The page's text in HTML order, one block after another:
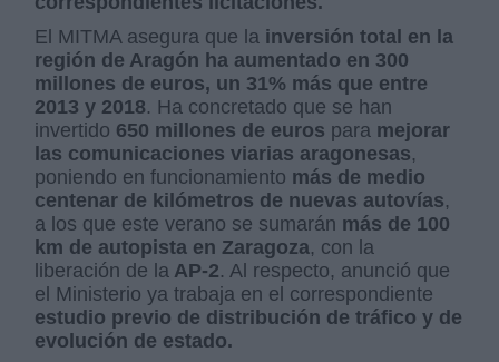
El MITMA asegura que la inversión total en la
región de Aragón ha aumentado en 300
millones de euros, un 31% más que entre
2013 y 2018. Ha concretado que se han
invertido 650 millones de euros para mejorar
las comunicaciones viarias aragonesas,
poniendo en funcionamiento más de medio
centenar de kilómetros de nuevas autovías,
a los que este verano se sumarán más de 100
km de autopista en Zaragoza, con la
liberación de la AP-2. Al respecto, anunció que
el Ministerio ya trabaja en el correspondiente
estudio previo de distribución de tráfico y de
evolución de estado.